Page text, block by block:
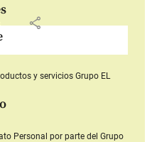
share
y serviciosGrupo EL
Personal por parte del Grupo